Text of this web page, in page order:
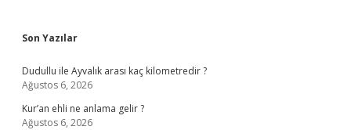
Son Yazılar
Dudullu ile Ayvalık arası kaç kilometredir ?
Ağustos 6, 2026
Kur’an ehli ne anlama gelir ?
Ağustos 6, 2026